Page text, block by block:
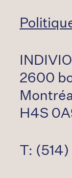
2600
H4S
T: (514)